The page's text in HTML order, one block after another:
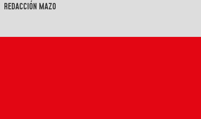
REDACCIÓN MAZO